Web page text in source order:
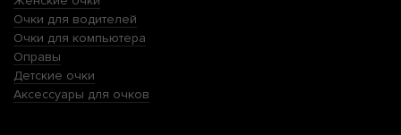
Очки для водителей
Очки для компьютера
Оправы
Детские очки
Аксессуары для очков